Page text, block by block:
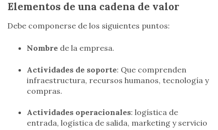
Elementos de una cadena de valor
Debe componerse de los siguientes puntos:
Nombre de la empresa.
Actividades de soporte: Que comprenden
infraestructura, recursos humanos, tecnología y
compras.
Actividades operacionales: logística de
entrada, logística de salida, marketing y servicio